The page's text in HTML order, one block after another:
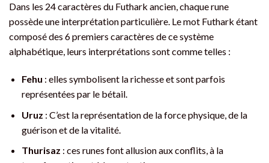
Dans les 24 caractères du Futhark ancien, chaque rune
possède une interprétation particulière. Le mot Futhark étant
composé des 6 premiers caractères de ce système
alphabétique, leurs interprétations sont comme telles :
Fehu : elles symbolisent la richesse et sont parfois
représentées par le bétail.
Uruz : C’est la représentation de la force physique, de la
guérison et de la vitalité.
Thurisaz : ces runes font allusion aux conflits, à la